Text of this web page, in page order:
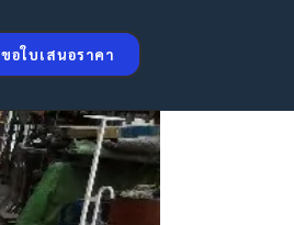
ขอใบเสนอราคา